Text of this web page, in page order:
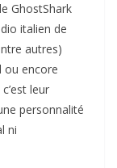
GhostShark
italien de
autres)
ou encore
leur
personnalité
ni